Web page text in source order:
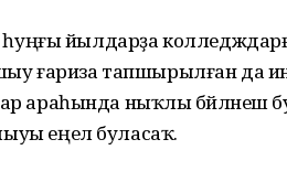
һуңғы йылдарҙа
ғариза тапшырылған да
араһында ныҡлы бәйләнеш
еңел буласаҡ.